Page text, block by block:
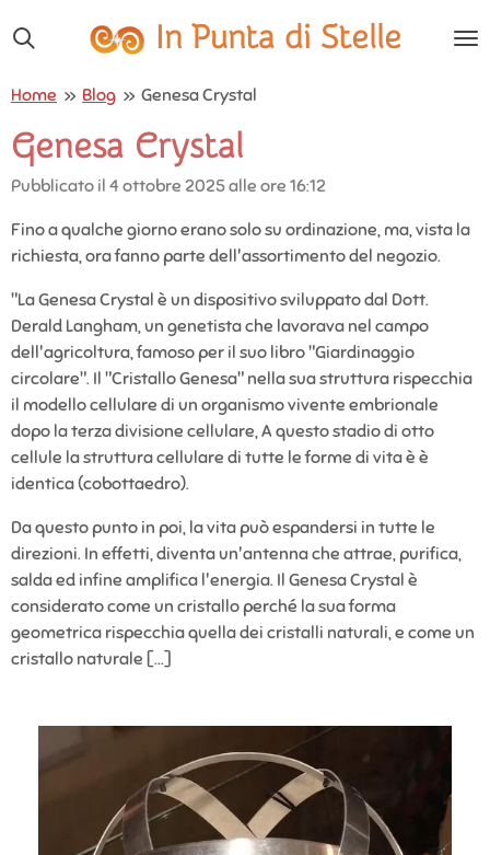
Vai
al
principale
In Punta di Stelle
Home » Blog » Genesa Crystal
Genesa Crystal
Pubblicato il 4 ottobre 2025 alle ore 16:12
Fino a qualche giorno erano solo su ordinazione, ma, vista la
richiesta, ora fanno parte dell'assortimento del negozio.
"La Genesa Crystal è un dispositivo sviluppato dal Dott.
Derald Langham, un genetista che lavorava nel campo
dell'agricoltura, famoso per il suo libro "Giardinaggio
circolare". Il "Cristallo Genesa" nella sua struttura rispecchia
il modello cellulare di un organismo vivente embrionale
dopo la terza divisione cellulare, A questo stadio di otto
cellule la struttura cellulare di tutte le forme di vita è è
identica (cobottaedro).
Da questo punto in poi, la vita può espandersi in tutte le
direzioni. In effetti, diventa un'antenna che attrae, purifica,
salda ed infine amplifica l'energia. Il Genesa Crystal è
considerato come un cristallo perché la sua forma
geometrica rispecchia quella dei cristalli naturali, e come un
cristallo naturale [...]